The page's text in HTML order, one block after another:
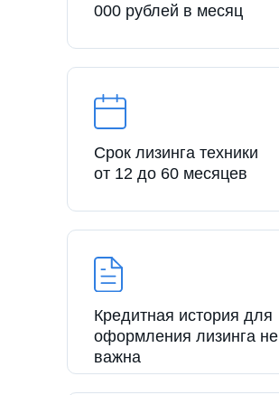
000 рублей в месяц
Срок лизинга техники
от 12 до 60 месяцев
Кредитная история для
оформления лизинга не
важна